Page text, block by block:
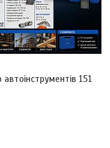
автоінструментів 151